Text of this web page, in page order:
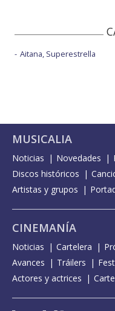
Aitana, Superestrella
MUSICALIA
Noticias Novedades
Discos históricos
Artistas y grupos
CINEMANÍA
Noticias Cartelera
Avances
Tráilers
Actores y actrices